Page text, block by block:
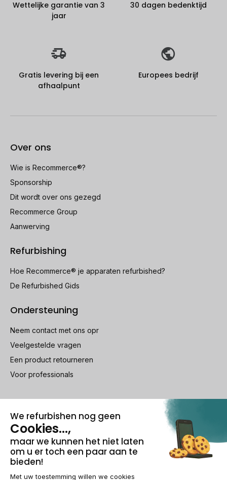
Wettelijke garantie van 3
jaar
30 dagen bedenktijd
Gratis levering bij een
afhaalpunt
Europees bedrijf
Over ons
Wie is Recommerce®?
Sponsorship
Dit wordt over ons gezegd
Recommerce Group
Aanwerving
Refurbishing
Hoe Recommerce® je apparaten refurbished?
De Refurbished Gids
Ondersteuning
Neem contact met ons opr
Veelgestelde vragen
Een product retourneren
Voor professionals
100% beveiligde betaling